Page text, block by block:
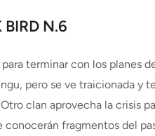
BIRD N.6
terminar con los planes
pero se ve traicionada y
clan aprovecha la crisis
fragmentos del